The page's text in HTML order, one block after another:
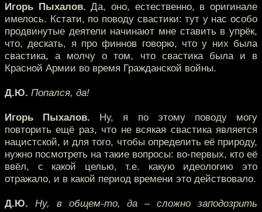
Игорь Пыхалов. Да, оно, естественно, в оригинале
имелось. Кстати, по поводу свастики: тут у нас особо
продвинутые деятели начинают мне ставить в упрёк,
что, дескать, я про финнов говорю, что у них была
свастика, а молчу о том, что свастика была и в
Красной Армии во время Гражданской войны.
Д.Ю. Попался, да!
Игорь Пыхалов. Ну, я по этому поводу могу
повторить ещё раз, что не всякая свастика является
нацистской, и для того, чтобы определить её природу,
нужно посмотреть на такие вопросы: во-первых, кто её
ввёл, с какой целью, т.е. какую идеологию это
отражало, и в какой период времени это действовало.
Д.Ю. Ну, в общем-то, да – сложно заподозрить